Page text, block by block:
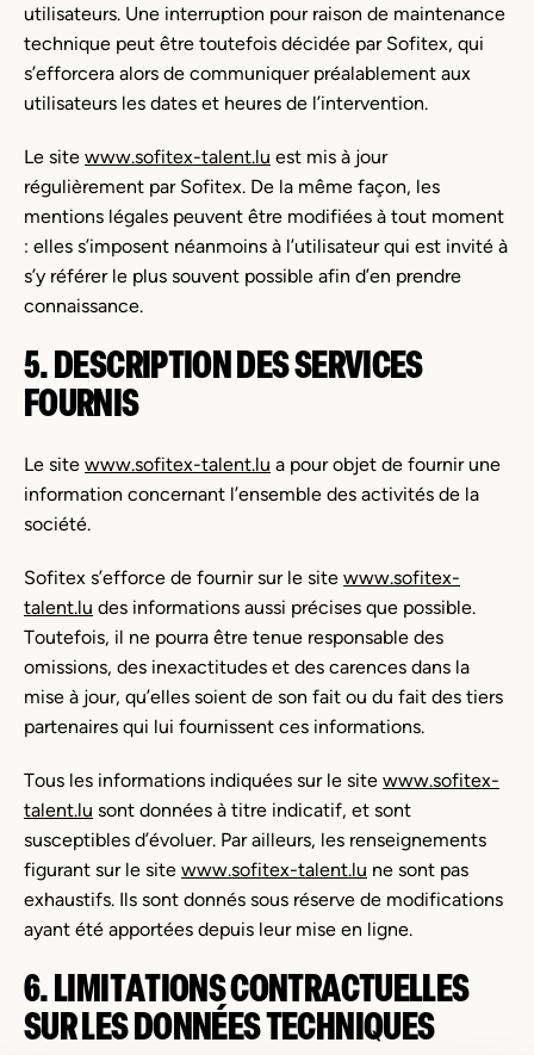
utilisateurs. Une interruption pour raison de maintenance
technique peut être toutefois décidée par Sofitex, qui
s’efforcera alors de communiquer préalablement aux
utilisateurs les dates et heures de l’intervention.
Le site www.sofitex-talent.lu est mis à jour
régulièrement par Sofitex. De la même façon, les
mentions légales peuvent être modifiées à tout moment
: elles s’imposent néanmoins à l’utilisateur qui est invité à
s’y référer le plus souvent possible afin d’en prendre
connaissance.
5. DESCRIPTION DES SERVICES
FOURNIS
Le site www.sofitex-talent.lu a pour objet de fournir une
information concernant l’ensemble des activités de la
société.
Sofitex s’efforce de fournir sur le site www.sofitex-
talent.lu des informations aussi précises que possible.
Toutefois, il ne pourra être tenue responsable des
omissions, des inexactitudes et des carences dans la
mise à jour, qu’elles soient de son fait ou du fait des tiers
partenaires qui lui fournissent ces informations.
Tous les informations indiquées sur le site www.sofitex-
talent.lu sont données à titre indicatif, et sont
susceptibles d’évoluer. Par ailleurs, les renseignements
figurant sur le site www.sofitex-talent.lu ne sont pas
exhaustifs. Ils sont donnés sous réserve de modifications
ayant été apportées depuis leur mise en ligne.
6. LIMITATIONS CONTRACTUELLES
SUR LES DONNÉES TECHNIQUES